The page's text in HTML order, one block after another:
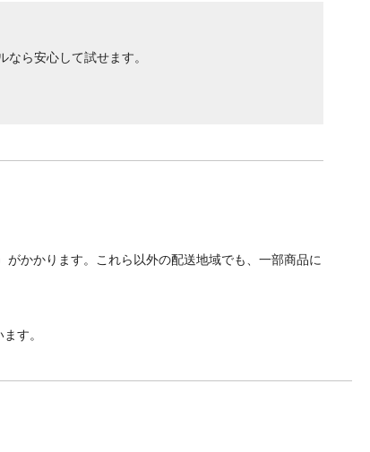
ら安心して試せます。
かかります。これら以外の配送地域でも、一部商品に
す。